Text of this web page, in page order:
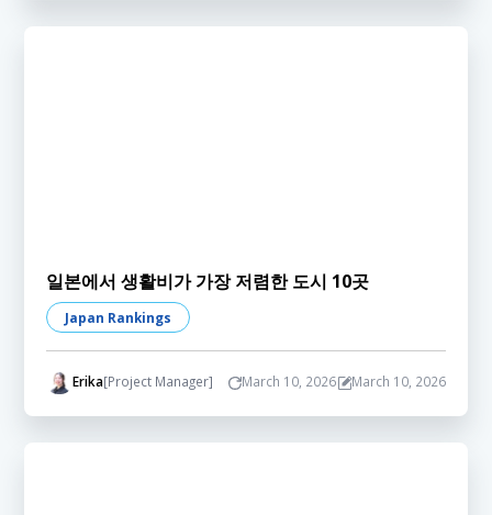
일본에서 생활비가 가장 저렴한 도시 10곳
Japan Rankings
Erika[Project Manager] March 10, 2026 March 10, 2026